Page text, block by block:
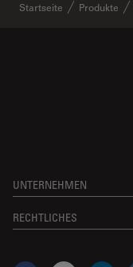
Startseite Produkte
UNTERNEHMEN
RECHTLICHES